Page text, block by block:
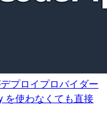
プロイプロバイダー
を使わなくても直接